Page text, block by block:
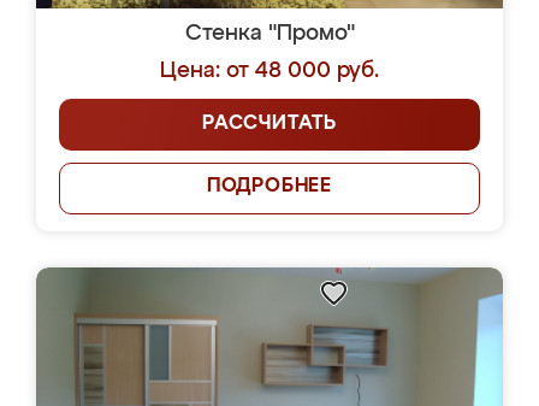
Стенка "Промо"
Цена: от 48 000 руб.
РАССЧИТАТЬ
ПОДРОБНЕЕ